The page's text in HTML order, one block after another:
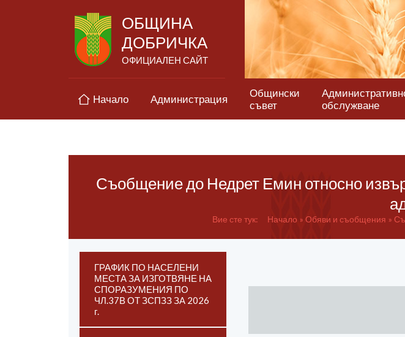
ОБЩИНА
ДОБРИЧКА
ОФИЦИАЛЕН САЙТ
Начало Администрация
Общински
съвет
обслужване
Съобщение до Недрет Емин относно
Вие сте тук: Начало Обяви и съобщения
ГРАФИК ПО НАСЕЛЕНИ
МЕСТА ЗА ИЗГОТВЯНЕ НА
СПОРАЗУМЕНИЯ ПО
ЧЛ.37В ОТ ЗСПЗЗ ЗА 2026
г.